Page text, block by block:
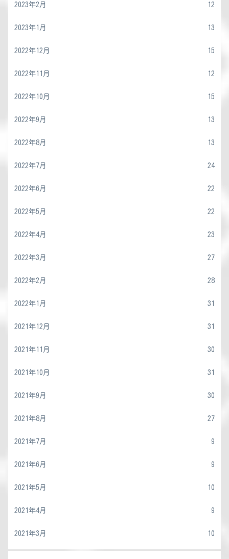
2023年2月 12
2023年1月 13
2022年12月 15
2022年11月 12
2022年10月 15
2022年9月 13
2022年8月 13
2022年7月 24
2022年6月 22
2022年5月 22
2022年4月 23
2022年3月 27
2022年2月 28
2022年1月 31
2021年12月 31
2021年11月 30
2021年10月 31
2021年9月 30
2021年8月 27
2021年7月 9
2021年6月 9
2021年5月 10
2021年4月 9
2021年3月 10